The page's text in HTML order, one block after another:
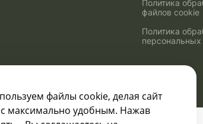
Политика
файлов cookie
Политика
о скидках
файлы cookie, делая сайт
максимально удобным. Нажав